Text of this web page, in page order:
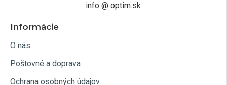
info @ optim.sk
Informácie
O nás
Poštovné a doprava
Ochrana osobných údajov